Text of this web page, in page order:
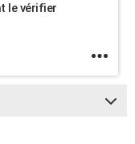
le vérifier